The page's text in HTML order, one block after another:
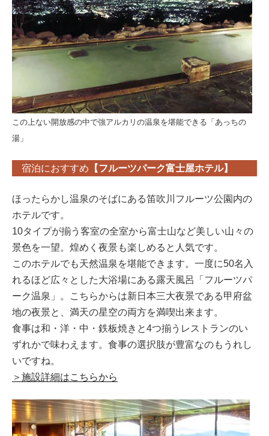
この上ない開放感の中で強アルカリの温泉を堪能できる「あっちの
湯」
宿泊におすすめ 【フルーツパーク富士屋ホテル】
ほったらかし温泉のそばにある笛吹川フルーツ公園内の
ホテルです。
10タイプが揃う客室の全室から富士山など美しい山々の
景色を一望。煌めく夜景も楽しめると人気です。
このホテルでも天然温泉を堪能できます。一度に50名入
れるほど広々とした大浴場にある露天風呂「フルーツパ
ーク温泉」。こちらからは新日本三大夜景である甲府盆
地の夜景と、満天の星空の両方を満喫出来ます。
食事は和・洋・中・鉄板焼きと4つ揃うレストランのい
ずれかで味わえます。食事の選択肢が豊富なのもうれし
いですね。
＞施設詳細はこちらから